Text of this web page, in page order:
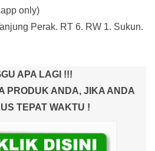
only)
Perak. RT 6. RW 1. Sukun.
APA LAGI !!!
PRODUK ANDA, JIKA ANDA
TEPAT WAKTU !